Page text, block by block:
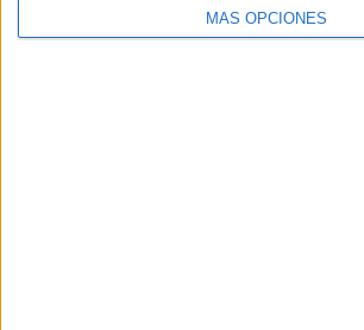
MÁS OPCIONES
SIGUE NUESTROS TABLEROS EN